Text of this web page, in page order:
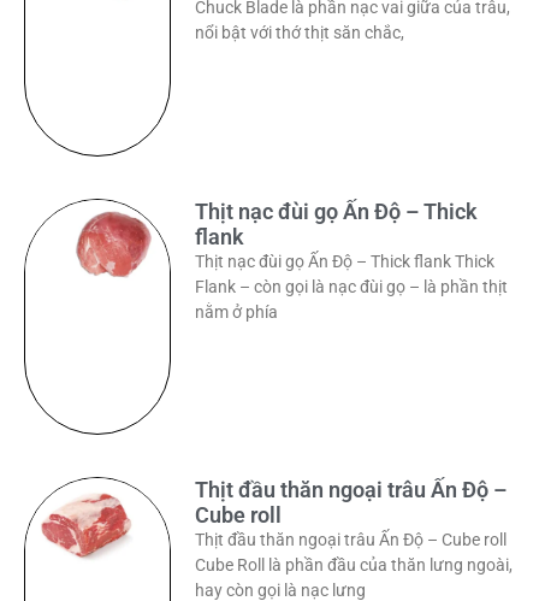
Chuck Blade là phần nạc vai giữa của trâu,
nổi bật với thớ thịt săn chắc,
Thịt nạc đùi gọ Ấn Độ – Thick
flank
Thịt nạc đùi gọ Ấn Độ – Thick flank Thick
Flank – còn gọi là nạc đùi gọ – là phần thịt
nằm ở phía
Thịt đầu thăn ngoại trâu Ấn Độ –
Cube roll
Thịt đầu thăn ngoại trâu Ấn Độ – Cube roll
Cube Roll là phần đầu của thăn lưng ngoài,
hay còn gọi là nạc lưng